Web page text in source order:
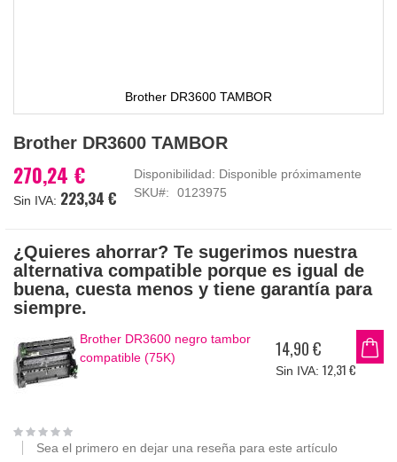
Brother DR3600 TAMBOR
al
de
la
imágenes
Brother DR3600 TAMBOR
270,24 €
223,34 €
Disponibilidad: Disponible próximamente
SKU
0123975
¿Quieres ahorrar? Te sugerimos nuestra
alternativa compatible porque es igual de
buena, cuesta menos y tiene garantía para
siempre.
Brother DR3600 negro tambor
compatible (75K)
14,90 €
12,31 €
Sea el primero en dejar una reseña para este artículo